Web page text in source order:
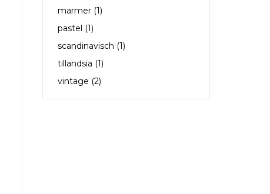
marmer (1)
pastel (1)
scandinavisch (1)
tillandsia (1)
vintage (2)